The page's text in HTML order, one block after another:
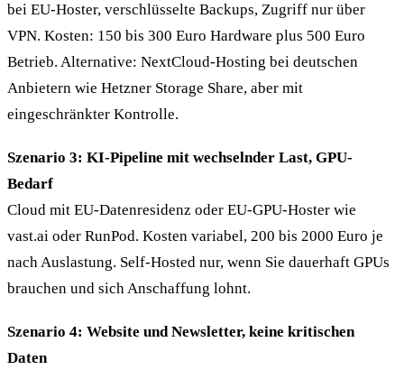
bei EU-Hoster, verschlüsselte Backups, Zugriff nur über
VPN. Kosten: 150 bis 300 Euro Hardware plus 500 Euro
Betrieb. Alternative: NextCloud-Hosting bei deutschen
Anbietern wie Hetzner Storage Share, aber mit
eingeschränkter Kontrolle.
Szenario 3: KI-Pipeline mit wechselnder Last, GPU-
Bedarf
Cloud mit EU-Datenresidenz oder EU-GPU-Hoster wie
vast.ai oder RunPod. Kosten variabel, 200 bis 2000 Euro je
nach Auslastung. Self-Hosted nur, wenn Sie dauerhaft GPUs
brauchen und sich Anschaffung lohnt.
Szenario 4: Website und Newsletter, keine kritischen
Daten